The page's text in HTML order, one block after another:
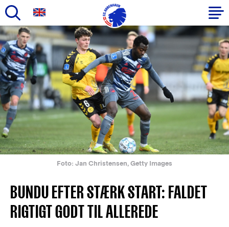
Gå
til
hovedindhold
Primær
navigation
Foto: Jan Christensen, Getty Images
BUNDU EFTER STÆRK START: FALDET
RIGTIGT GODT TIL ALLEREDE